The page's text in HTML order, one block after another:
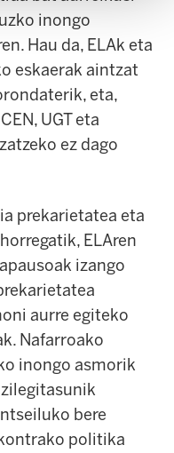
inongo
Hau da, ELAk eta
eskaerak aintzat
eta,
UGT eta
ez dago
prekarietatea eta
ELAren
izango
aurre egiteko
Nafarroako
inongo asmorik
zilegitasunik
bere
politika